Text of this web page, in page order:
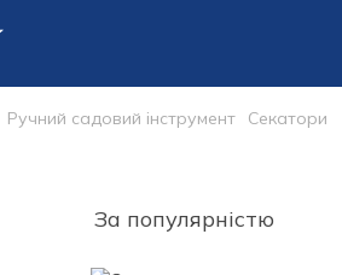
Ручний садовий інструмент Секатори
За популярністю